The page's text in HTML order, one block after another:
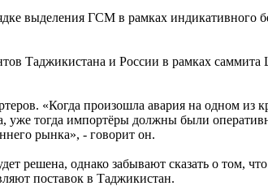
выделения ГСМ в рамках
Таджикистана и России в рамках
«Когда произошла авария на одном
уже тогда импортёры должны были
рынка», - говорит он.
решена, однако забывают сказать о том,
поставок в Таджикистан.